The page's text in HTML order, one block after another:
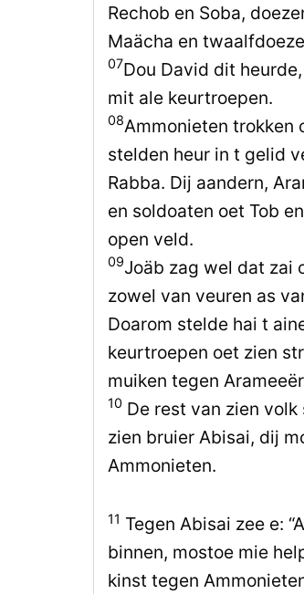
Rechob en Soba,
Maächa en
07Dou David dit
mit ale keurtroepen.
08Ammonieten trokken
stelden heur in t gelid
Rabba. Dij aandern,
en soldoaten oet Tob
open veld.
09Joäb zag wel dat zai
zowel van veuren as
Doarom stelde hai t
keurtroepen oet zien
muiken tegen
10 De rest van zien
zien bruier Abisai, dij
Ammonieten.
11 Tegen Abisai zee e:
binnen, mostoe mie
kinst tegen